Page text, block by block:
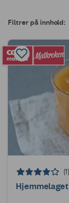
Filtrer på innhold:
(1)